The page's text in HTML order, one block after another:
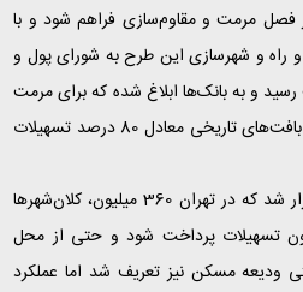
فصل مرمت و مقاوم‌سازی فراهم شود و با
و راه و شهرسازی این طرح به شورای پول و
و به بانک‌ها ابلاغ شده که برای مرمت
و مقاوم‌سازی واحدهای مسکونی بافت‌های تاریخی معادل 80 درصد تسهیلات
وی ادامه داد: بر همین اساس قرار شد که در تهران 360 میلیون، کلان‌شهرها
و روستاها 200 میلیون تسهیلات پرداخت شود و حتی از محل
مسکن نیز تعریف شد اما عملکرد